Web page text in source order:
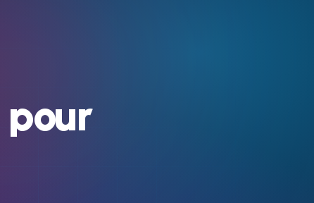
pour